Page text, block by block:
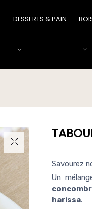
DESSERTS & PAIN
Savourez
Un
harissa.